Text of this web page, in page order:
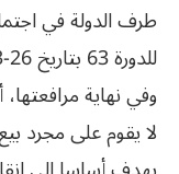
للدورة 63 بتاريخ 26-03-2006.
لا يقوم على مجرد بيع